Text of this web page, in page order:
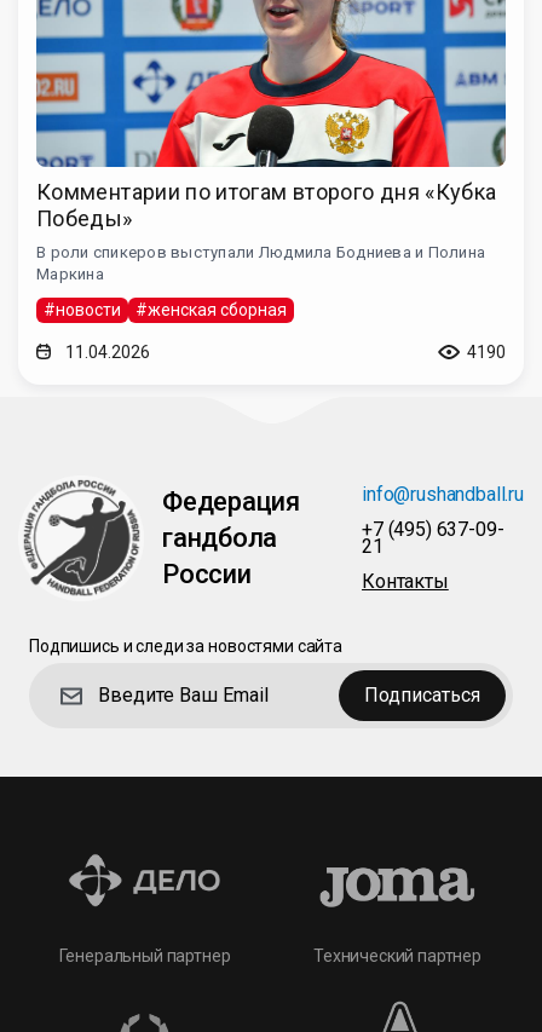
Комментарии по итогам второго дня «Кубка
Победы»
В роли спикеров выступали Людмила Бодниева и Полина
Маркина
#новости #женская сборная
11.04.2026 4190
Федерация
гандбола
России
info@rushandball.ru
+7 (495) 637-09-
21
Контакты
Подпишись и следи за новостями сайта
Подписаться
Генеральный партнер Технический партнер